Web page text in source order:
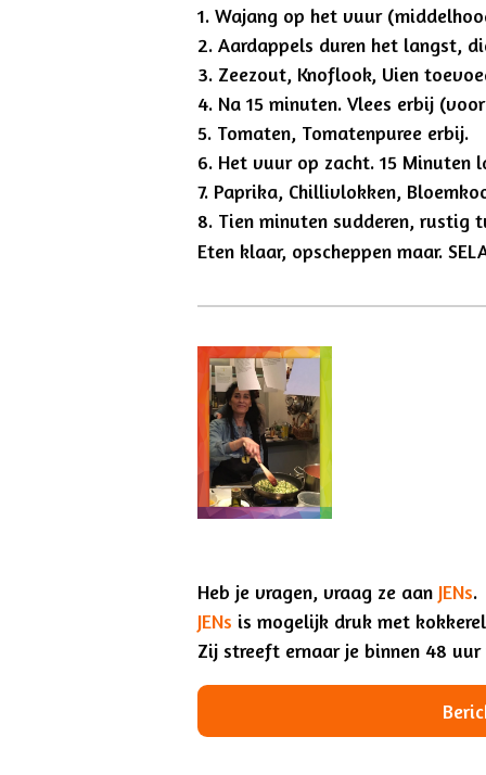
1. Wajang op het vuur
2. Aardappels duren het langst,
3. Zeezout, Knoflook, Uien
4. Na 15 minuten. Vlees erbij
5. Tomaten, Tomatenpuree erbij.
6. Het vuur op zacht. 15 Minuten
7. Paprika, Chillivlokken,
8. Tien minuten sudderen, rustig
Eten klaar, opscheppen maar.
Heb je vragen, vraag ze aan JENs.
JENs is mogelijk druk met
Zij streeft ernaar je binnen 48